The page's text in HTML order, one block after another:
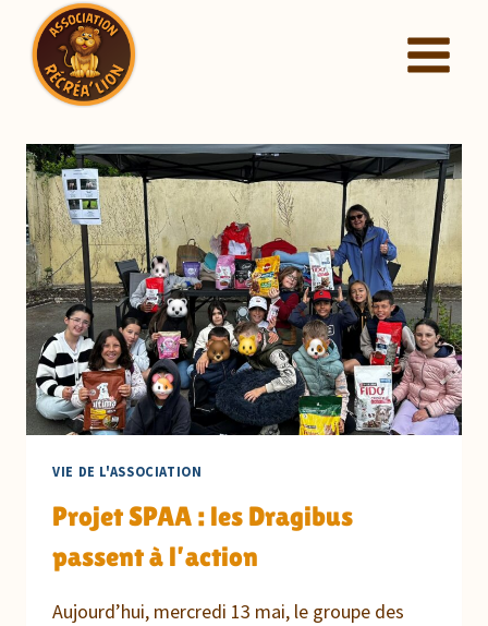
contenu
VIE DE L'ASSOCIATION
Projet SPAA : les Dragibus
passent à l’action
Aujourd’hui, mercredi 13 mai, le groupe des